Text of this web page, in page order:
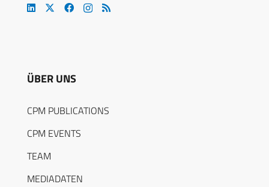
ÜBER UNS
CPM PUBLICATIONS
CPM EVENTS
TEAM
MEDIADATEN